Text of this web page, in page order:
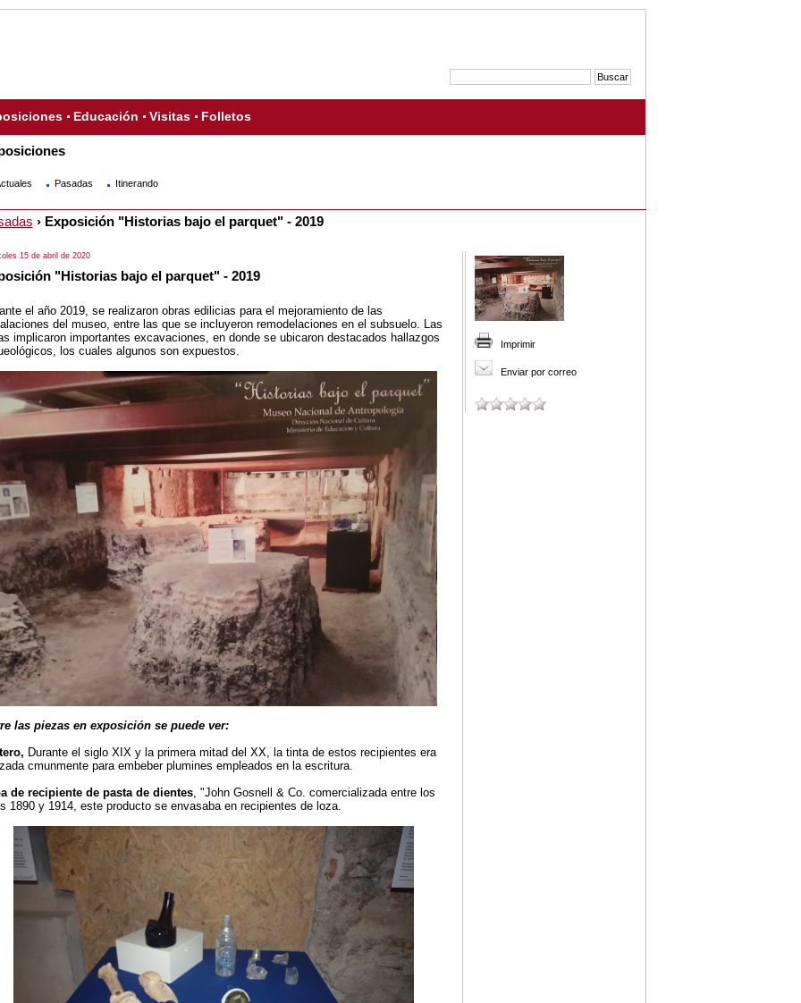
Educación Visitas Folletos
Pasadas Itinerando
› Exposición "Historias bajo el parquet" - 2019
15 de abril de 2020
"Historias bajo el parquet" - 2019
el año 2019, se realizaron obras edilicias para el mejoramiento de las
del museo, entre las que se incluyeron remodelaciones en el subsuelo. Las
implicaron importantes excavaciones, en donde se ubicaron destacados hallazgos
los cuales algunos son expuestos.
las piezas en exposición se puede ver:
Durante el siglo XIX y la primera mitad del XX, la tinta de estos recipientes era
cmunmente para embeber plumines empleados en la escritura.
de recipiente de pasta de dientes, "John Gosnell & Co. comercializada entre los
1890 y 1914, este producto se envasaba en recipientes de loza.
Imprimir
Enviar por correo